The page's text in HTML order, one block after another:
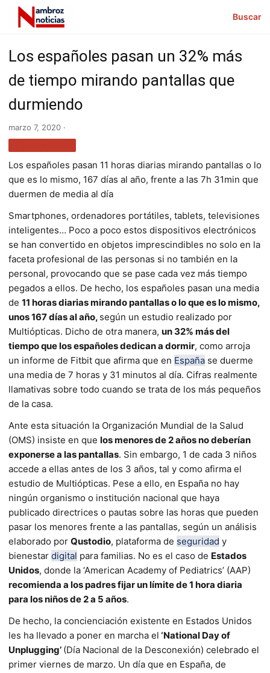
Buscar
Los españoles pasan un 32% más
de tiempo mirando pantallas que
durmiendo
marzo 7, 2020 ·
Los españoles pasan 11 horas diarias mirando pantallas o lo
que es lo mismo, 167 días al año, frente a las 7h 31min que
duermen de media al día
Smartphones, ordenadores portátiles, tablets, televisiones
inteligentes… Poco a poco estos dispositivos electrónicos
se han convertido en objetos imprescindibles no solo en la
faceta profesional de las personas si no también en la
personal, provocando que se pase cada vez más tiempo
pegados a ellos. De hecho, los españoles pasan una media
de 11 horas diarias mirando pantallas o lo que es lo mismo,
unos 167 días al año, según un estudio realizado por
Multiópticas. Dicho de otra manera, un 32% más del
tiempo que los españoles dedican a dormir, como arroja
un informe de Fitbit que afirma que en España se duerme
una media de 7 horas y 31 minutos al día. Cifras realmente
llamativas sobre todo cuando se trata de los más pequeños
de la casa.
Ante esta situación la Organización Mundial de la Salud
(OMS) insiste en que los menores de 2 años no deberían
exponerse a las pantallas. Sin embargo, 1 de cada 3 niños
accede a ellas antes de los 3 años, tal y como afirma el
estudio de Multiópticas. Pese a ello, en España no hay
ningún organismo o institución nacional que haya
publicado directrices o pautas sobre las horas que pueden
pasar los menores frente a las pantallas, según un análisis
elaborado por Qustodio, plataforma de seguridad y
bienestar digital para familias. No es el caso de Estados
Unidos, donde la ‘American Academy of Pediatrics’ (AAP)
recomienda a los padres fijar un límite de 1 hora diaria
para los niños de 2 a 5 años.
De hecho, la concienciación existente en Estados Unidos
les ha llevado a poner en marcha el ‘National Day of
Unplugging’ (Día Nacional de la Desconexión) celebrado el
primer viernes de marzo. Un día que en España, de